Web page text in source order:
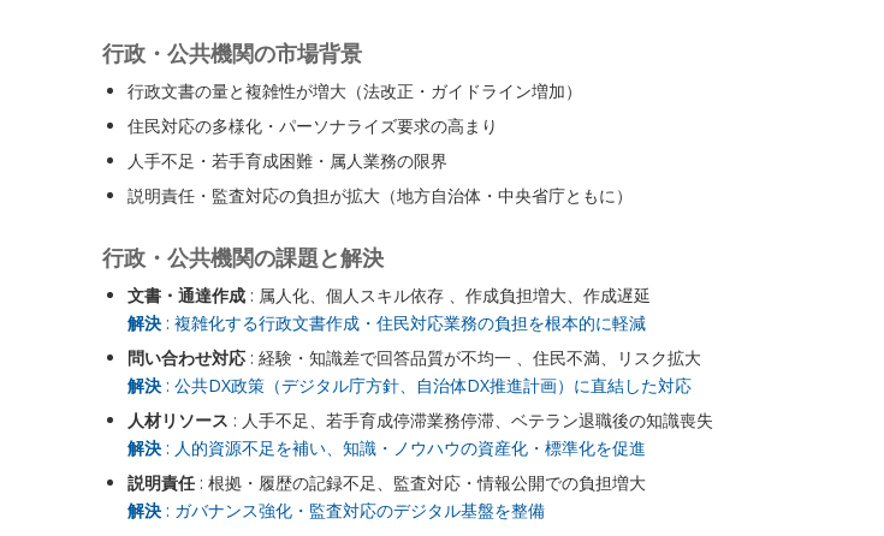
行政・公共機関の市場背景
行政文書の量と複雑性が増大（法改正・ガイドライン増加）
住民対応の多様化・パーソナライズ要求の高まり
人手不足・若手育成困難・属人業務の限界
説明責任・監査対応の負担が拡大（地方自治体・中央省庁ともに）
行政・公共機関の課題と解決
文書・通達作成 : 属人化、個人スキル依存 、作成負担増大、作成遅延
解決 : 複雑化する行政文書作成・住民対応業務の負担を根本的に軽減
問い合わせ対応 : 経験・知識差で回答品質が不均一 、住民不満、リスク拡大
解決 : 公共DX政策（デジタル庁方針、自治体DX推進計画）に直結した対応
人材リソース : 人手不足、若手育成停滞業務停滞、ベテラン退職後の知識喪失
解決 : 人的資源不足を補い、知識・ノウハウの資産化・標準化を促進
説明責任 : 根拠・履歴の記録不足、監査対応・情報公開での負担増大
解決 : ガバナンス強化・監査対応のデジタル基盤を整備